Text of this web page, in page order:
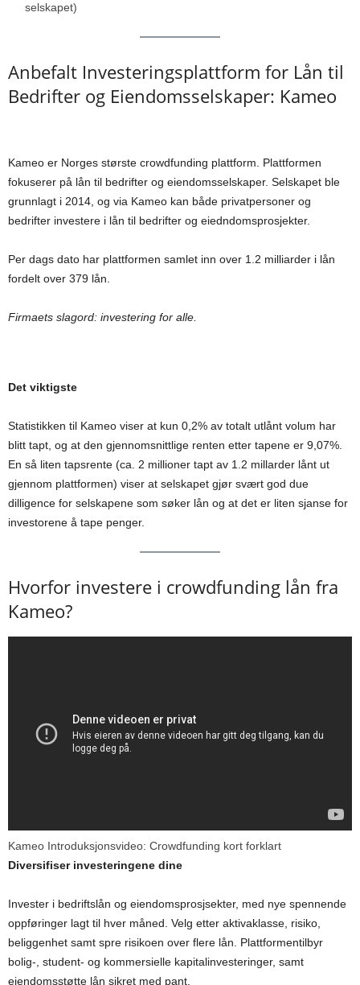
selskapet)
Anbefalt Investeringsplattform for Lån til
Bedrifter og Eiendomsselskaper: Kameo
Kameo er Norges største crowdfunding plattform. Plattformen
fokuserer på lån til bedrifter og eiendomsselskaper. Selskapet ble
grunnlagt i 2014, og via Kameo kan både privatpersoner og
bedrifter investere i lån til bedrifter og eiedndomsprosjekter.
Per dags dato har plattformen samlet inn over 1.2 milliarder i lån
fordelt over 379 lån.
Firmaets slagord: investering for alle.
Det viktigste
Statistikken til Kameo viser at kun 0,2% av totalt utlånt volum har
blitt tapt, og at den gjennomsnittlige renten etter tapene er 9,07%.
En så liten tapsrente (ca. 2 millioner tapt av 1.2 millarder lånt ut
gjennom plattformen) viser at selskapet gjør svært god due
dilligence for selskapene som søker lån og at det er liten sjanse for
investorene å tape penger.
Hvorfor investere i crowdfunding lån fra
Kameo?
Kameo Introduksjonsvideo: Crowdfunding kort forklart
Diversifiser investeringene dine
Invester i bedriftslån og eiendomsprosjsekter, med nye spennende
oppføringer lagt til hver måned. Velg etter aktivaklasse, risiko,
beliggenhet samt spre risikoen over flere lån. Plattformentilbyr
bolig-, student- og kommersielle kapitalinvesteringer, samt
eiendomsstøtte lån sikret med pant.